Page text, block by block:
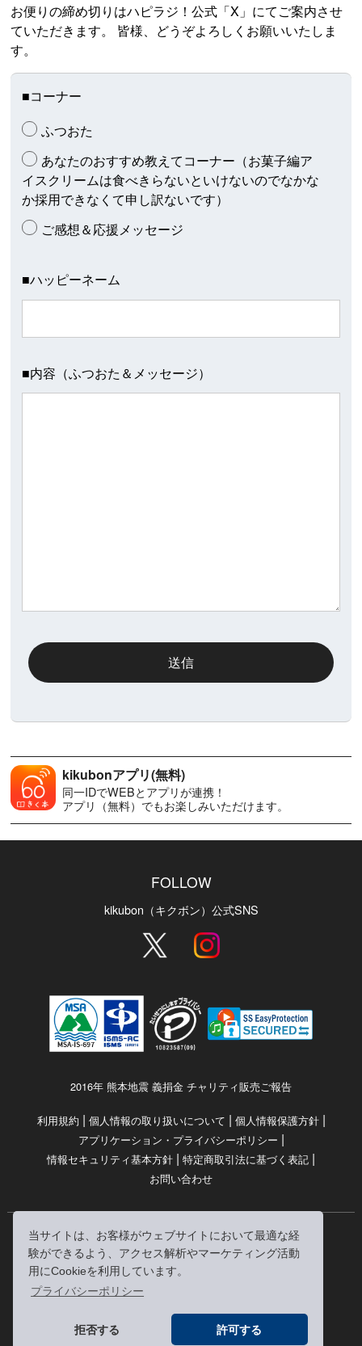
当サイトは、お客様がウェブサイトにおいて最適な経
験ができるよう、アクセス解析やマーケティング活動
用にCookieを利用しています。
プライバシーポリシー
拒否する 許可する
お便りの締め切りはハピラジ！公式「X」にてご案内させ
ていただきます。 皆様、どうぞよろしくお願いいたしま
す。
■コーナー
ふつおた
あなたのおすすめ教えてコーナー（お菓子編ア
イスクリームは食べきらないといけないのでなかな
か採用できなくて申し訳ないです）
ご感想＆応援メッセージ
■ハッピーネーム
■内容（ふつおた＆メッセージ）
送信
kikubonアプリ(無料)
同一IDでWEBとアプリが連携！
アプリ（無料）でもお楽しみいただけます。
FOLLOW
kikubon（キクボン）公式SNS
2016年 熊本地震 義捐金 チャリティ販売ご報告
利用規約 | 個人情報の取り扱いについて | 個人情報保護方針|
アプリケーション・プライバシーポリシー |
情報セキュリティ基本方針 | 特定商取引法に基づく表記 |
お問い合わせ
© RRJ Inc.
（kikubon/キクボン/きく本/きくほん/キクホン）は
株式会社RRJの登録商標です。